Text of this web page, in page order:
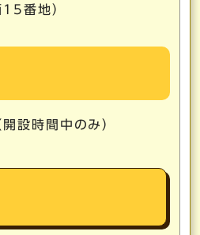
15番地）
時間中のみ）